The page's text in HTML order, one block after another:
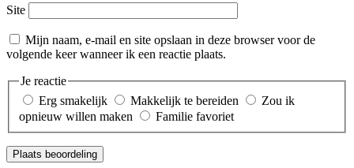
Site
Mijn naam, e-mail en site opslaan in deze browser voor de
volgende keer wanneer ik een reactie plaats.
Je reactie
Erg smakelijk
Makkelijk te bereiden
Zou ik
opnieuw willen maken
Familie favoriet
Plaats beoordeling